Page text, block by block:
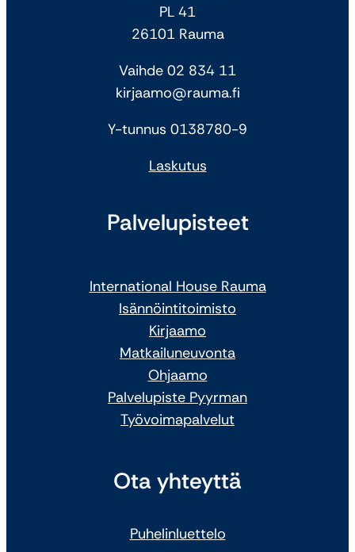
PL 41
26101 Rauma
Vaihde 02 834 11
kirjaamo@rauma.fi
Y-tunnus 0138780-9
Laskutus
Palvelupisteet
International House Rauma
Isännöintitoimisto
Kirjaamo
Matkailuneuvonta
Ohjaamo
Palvelupiste Pyyrman
Työvoimapalvelut
Ota yhteyttä
Puhelinluettelo